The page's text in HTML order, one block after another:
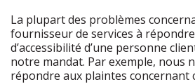
La plupart des problèmes
fournisseur de services à
d’accessibilité d’une personne
notre mandat. Par exemple, nous
répondre aux plaintes concernant